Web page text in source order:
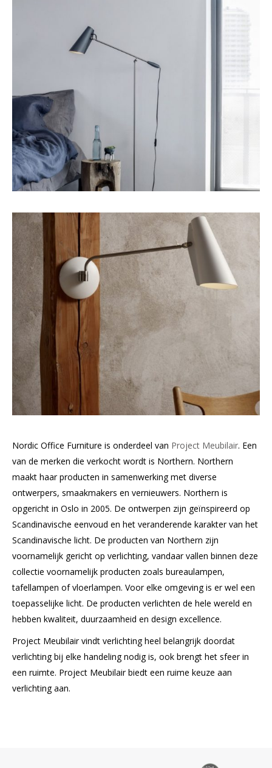
Nordic Office Furniture is onderdeel van Project Meubilair. Een
van de merken die verkocht wordt is Northern. Northern
maakt haar producten in samenwerking met diverse
ontwerpers, smaakmakers en vernieuwers. Northern is
opgericht in Oslo in 2005. De ontwerpen zijn geïnspireerd op
Scandinavische eenvoud en het veranderende karakter van het
Scandinavische licht. De producten van Northern zijn
voornamelijk gericht op verlichting, vandaar vallen binnen deze
collectie voornamelijk producten zoals bureaulampen,
tafellampen of vloerlampen. Voor elke omgeving is er wel een
toepasselijke licht. De producten verlichten de hele wereld en
hebben kwaliteit, duurzaamheid en design excellence.
Project Meubilair vindt verlichting heel belangrijk doordat
verlichting bij elke handeling nodig is, ook brengt het sfeer in
een ruimte. Project Meubilair biedt een ruime keuze aan
verlichting aan.